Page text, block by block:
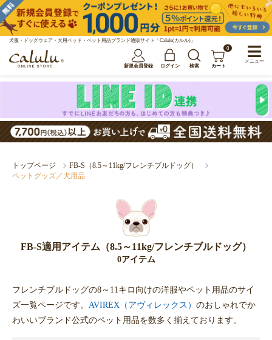
犬服・ドッグウェア・犬用ベッド・ペット用品ブランド通販サイト「Calulu(カルル)」
新規会員登録 ログイン 検索
0
カート
トップページ
FB-S（8.5～11kg/フレンチブルドッグ）
ペットグッズ／犬用品
FB-S適用アイテム（8.5～11kg/フレンチブルドッグ）
0アイテム
フレンチブルドッグの8～11キロ向けの洋服やペット用品のサイ
ズ一覧ページです。 AVIREX（アヴィレックス） のおしゃれでか
わいいブランド公式のペット用品を数多く揃えております。
メニュー